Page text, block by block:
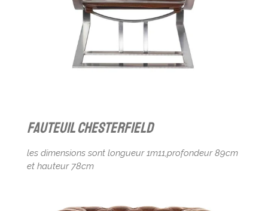
fauteuil chesterfield
les dimensions sont longueur 1m11,profondeur 89cm
et hauteur 78cm